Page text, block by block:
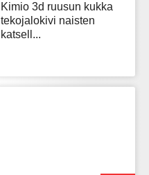
Kimio 3d ruusun kukka
tekojalokivi naisten
katsell...